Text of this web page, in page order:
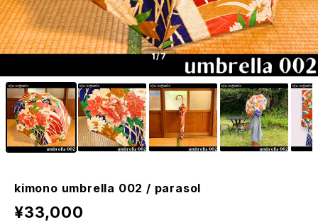
1/7
kimono umbrella 002 / parasol
¥33,000